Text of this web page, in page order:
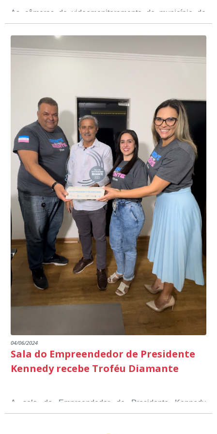
As câmeras de videomonitoramento do município de
Presidente Kennedy identificaram neste fim de semana,
01 de junho, uma motocicleta com indícios de
adulteração, imediatamente, a central de
videomonitoramento acionou a Guarda Civil Municipal,
Durante a abordagem a adulteração foi comprovada,
através da conferência do Chassi, a motocicleta, bem
conta do sistema de videomonitoramento instalado
recentemente em todo o município de Presidente
Kennedy, o sistema é integrado com outros municípios
do país, sendo possível a identificação de veículos por
meio do cruzamento de informações, nesse caso
específico, com dados de uma cidade do Estado do Rio
de Janeiro.
“Mais de 100 câmeras foram instaladas na sede e no
interior de Presidente Kennedy, garantindo mais
segurança à população, seja nas ruas, no comércio, os
produtores agropecuários. Estamos no rumo certo,
parabéns a todos os servidores que contribuem para a
segurança da nossa cidade”, destaca o prefeito Dorlei
Fontão.
04/06/2024
Sala do Empreendedor de Presidente
Kennedy recebe Troféu Diamante
A sala do Empreendedor de Presidente Kennedy
recebeu o Selo Sebrae de Referência em atendimento, o